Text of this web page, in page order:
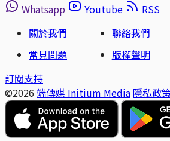
Whatsapp
Youtube
RSS
關於我們
聯絡我們
常見問題
版權聲明
訂閱支持
©2026 端傳媒 Initium Media 隱私政策